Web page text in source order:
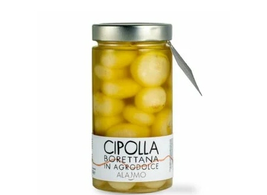
CREME E CONSERVE